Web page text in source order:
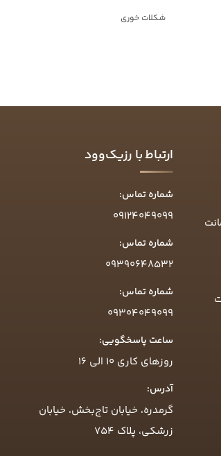
شکلات خوری
ارتباط با رزیک‌وود
شماره تماس:
09124049099
شماره تماس:
09390648532
شماره تماس:
09304049099
ساعت پاسخگویی:
روزهای کاری ۱۰ الی ۱۶
آدرس:
گرمدره، خیابان تاج‌بخش، خیابان
زرشکی، پلاک ۷۵۴